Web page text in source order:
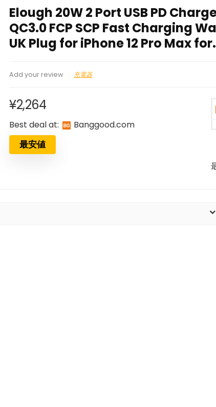
Elough 20W 2 Port USB PD
QC3.0 FCP SCP Fast Charging
UK Plug for iPhone 12 Pro Max
Add your review 充電器
¥2,264
Best deal at: banggood.com
最安値